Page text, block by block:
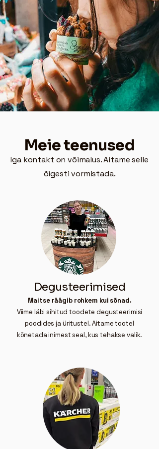
Meie teenused
Iga kontakt on võimalus. Aitame selle
õigesti vormistada.
Degusteerimised
Maitse räägib rohkem kui sõnad.
Viime läbi sihitud toodete degusteerimisi
poodides ja üritustel. Aitame tootel
kõnetada inimest seal, kus tehakse valik.